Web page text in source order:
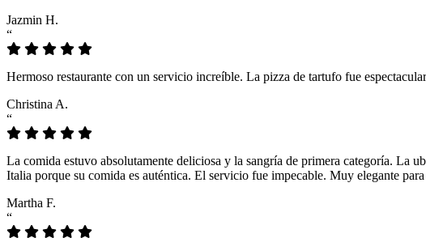
Jazmin H.
“
Hermoso restaurante con un servicio increíble. La pizza de tartufo fue
Christina A.
“
La comida estuvo absolutamente deliciosa y la sangría de primera categoría. La
Italia porque su comida es auténtica. El servicio fue impecable. Muy elegante
Martha F.
“